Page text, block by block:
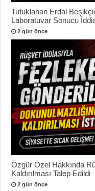
Tutuklanan Erdal
Laboratuvar Sonucu
2 gün önce
Özgür Özel Hakkında
Kaldırılması Talep Edildi
2 gün önce